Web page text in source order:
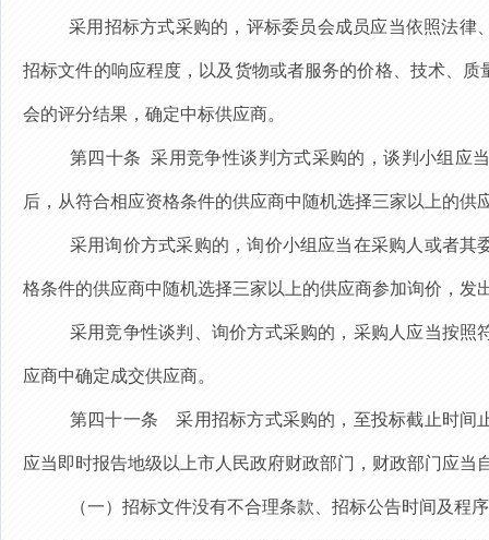
采用招标方式采购的，评标委员会成员应当依照法
招标文件的响应程度，以及货物或者服务的价格、技术、
会的评分结果，确定中标供应商。
第四十条 采用竞争性谈判方式采购的，谈判小组应
后， 从符合相应资格条件的供应商中随机选择三家以上的供
采用询价方式采购的，询价小组应当在采购人或者其
格条件的供应商中随机选择三家以上的供应商参加询价，发
采用竞争性谈判、询价方式采购的，采购人应当按照
应商中确定成交供应商。
第四十一条 采用招标方式采购的，至投标截止时间
应当即时报告地级以上市人民政府财政部门，财政部门应
（一）招标文件没有不合理条款、招标公告时间及